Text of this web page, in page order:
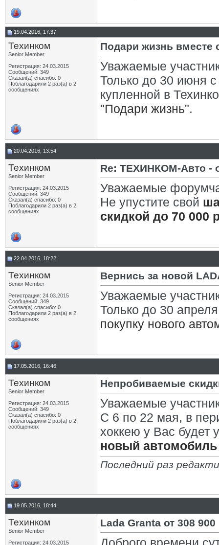
19.04.2016, 17:37
Техинком
Senior Member
Регистрация: 24.03.2015
Сообщений: 349
Сказал(а) спасибо: 0
Поблагодарили 2 раз(а) в 2
сообщениях
Подари жизнь вместе
Уважаемые
Только до 30 июня
купленной в
"Подари жизнь".
20.04.2016, 13:54
Техинком
Senior Member
Регистрация: 24.03.2015
Сообщений: 349
Сказал(а) спасибо: 0
Поблагодарили 2 раз(а) в 2
сообщениях
Re: ТЕХИНКОМ-Авто -
Уважаемые
Не упустите свой
скидкой до 70 000
22.04.2016, 18:22
Техинком
Senior Member
Регистрация: 24.03.2015
Сообщений: 349
Сказал(а) спасибо: 0
Поблагодарили 2 раз(а) в 2
сообщениях
Вернись за новой
Уважаемые
Только до 30
покупку нового
17.05.2016, 16:46
Техинком
Senior Member
Регистрация: 24.03.2015
Сообщений: 349
Сказал(а) спасибо: 0
Поблагодарили 2 раз(а) в 2
сообщениях
Непробиваемые
Уважаемые
С 6 по 22 мая, в
хоккею у Вас будет
новый автомобиль
Последний раз
19.05.2016, 18:44
Техинком
Senior Member
Регистрация: 24.03.2015
Lada Granta от 308